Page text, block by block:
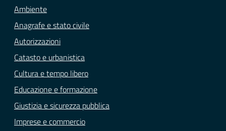
Ambiente
Anagrafe e stato civile
Autorizzazioni
Catasto e urbanistica
Cultura e tempo libero
Educazione e formazione
Giustizia e sicurezza pubblica
Imprese e commercio